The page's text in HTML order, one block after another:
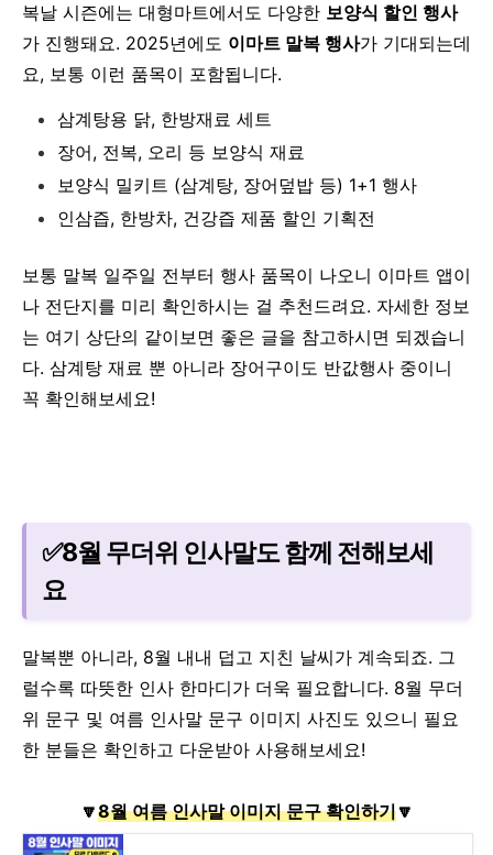
복날 시즌에는 대형마트에서도 다양한 보양식 할인 행사
가 진행돼요. 2025년에도 이마트 말복 행사가 기대되는데
요, 보통 이런 품목이 포함됩니다.
삼계탕용 닭, 한방재료 세트
장어, 전복, 오리 등 보양식 재료
보양식 밀키트 (삼계탕, 장어덮밥 등) 1+1 행사
인삼즙, 한방차, 건강즙 제품 할인 기획전
보통 말복 일주일 전부터 행사 품목이 나오니 이마트 앱이
나 전단지를 미리 확인하시는 걸 추천드려요. 자세한 정보
는 여기 상단의 같이보면 좋은 글을 참고하시면 되겠습니
다. 삼계탕 재료 뿐 아니라 장어구이도 반값행사 중이니
꼭 확인해보세요!
✅8월 무더위 인사말도 함께 전해보세
요
말복뿐 아니라, 8월 내내 덥고 지친 날씨가 계속되죠. 그
럴수록 따뜻한 인사 한마디가 더욱 필요합니다. 8월 무더
위 문구 및 여름 인사말 문구 이미지 사진도 있으니 필요
한 분들은 확인하고 다운받아 사용해보세요!
🔽8월 여름 인사말 이미지 문구 확인하기🔽